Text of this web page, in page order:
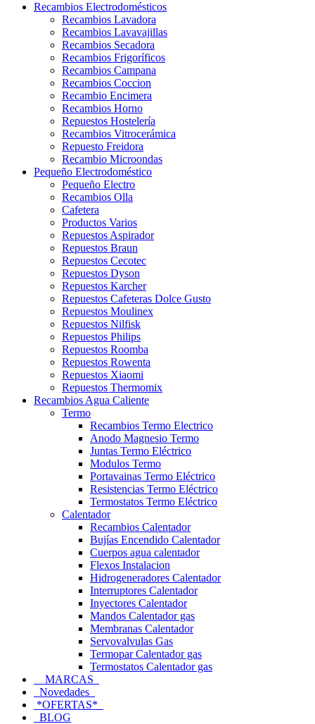
Recambios Electrodomésticos
Recambios Lavadora
Recambios Lavavajillas
Recambios Secadora
Recambios Frigoríficos
Recambios Campana
Recambios Coccion
Recambio Encimera
Recambios Horno
Repuestos Hostelería
Recambios Vitrocerámica
Repuesto Freidora
Recambio Microondas
Pequeño Electrodoméstico
Pequeño Electro
Recambios Olla
Cafetera
Productos Varios
Repuestos Aspirador
Repuestos Braun
Repuestos Cecotec
Repuestos Dyson
Repuestos Karcher
Repuestos Cafeteras Dolce Gusto
Repuestos Moulinex
Repuestos Nilfisk
Repuestos Philips
Repuestos Roomba
Repuestos Rowenta
Repuestos Xiaomi
Repuestos Thermomix
Recambios Agua Caliente
Termo
Recambios Termo Electrico
Anodo Magnesio Termo
Juntas Termo Eléctrico
Modulos Termo
Portavainas Termo Eléctrico
Resistencias Termo Eléctrico
Termostatos Termo Eléctrico
Calentador
Recambios Calentador
Bujías Encendido Calentador
Cuerpos agua calentador
Flexos Instalacion
Hidrogeneradores Calentador
Interruptores Calentador
Inyectores Calentador
Mandos Calentador gas
Membranas Calentador
Servovalvulas Gas
Termopar Calentador gas
Termostatos Calentador gas
MARCAS
Novedades
*OFERTAS*
BLOG